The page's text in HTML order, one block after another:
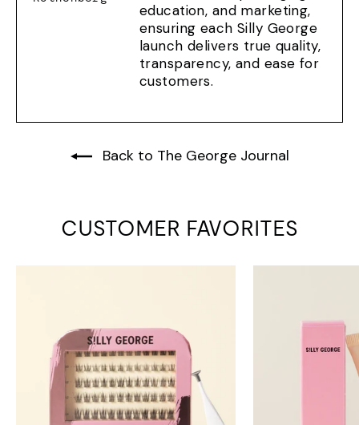
education, and marketing,
ensuring each Silly George
launch delivers true quality,
transparency, and ease for
customers.
Back to The George Journal
CUSTOMER FAVORITES